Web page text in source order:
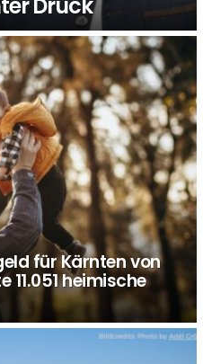
für Kärnten von
11.051 heimische